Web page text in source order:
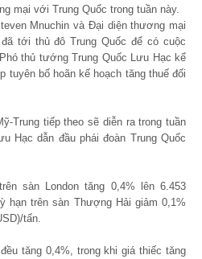
mại với Trung Quốc trong tuần này.
Mnuchin và Đại diện thương mại
tới thủ đô Trung Quốc để có cuộc
thủ tướng Trung Quốc Lưu Hạc kể
tuyên bố hoãn kế hoạch tăng thuế đối
Trung tiếp theo sẽ diễn ra trong tuần
Hạc dẫn đầu phái đoàn Trung Quốc
sàn London tăng 0,4% lên 6.453
hạn trên sàn Thượng Hải giảm 0,1%
tấn.
tăng 0,4%, trong khi giá thiếc tăng